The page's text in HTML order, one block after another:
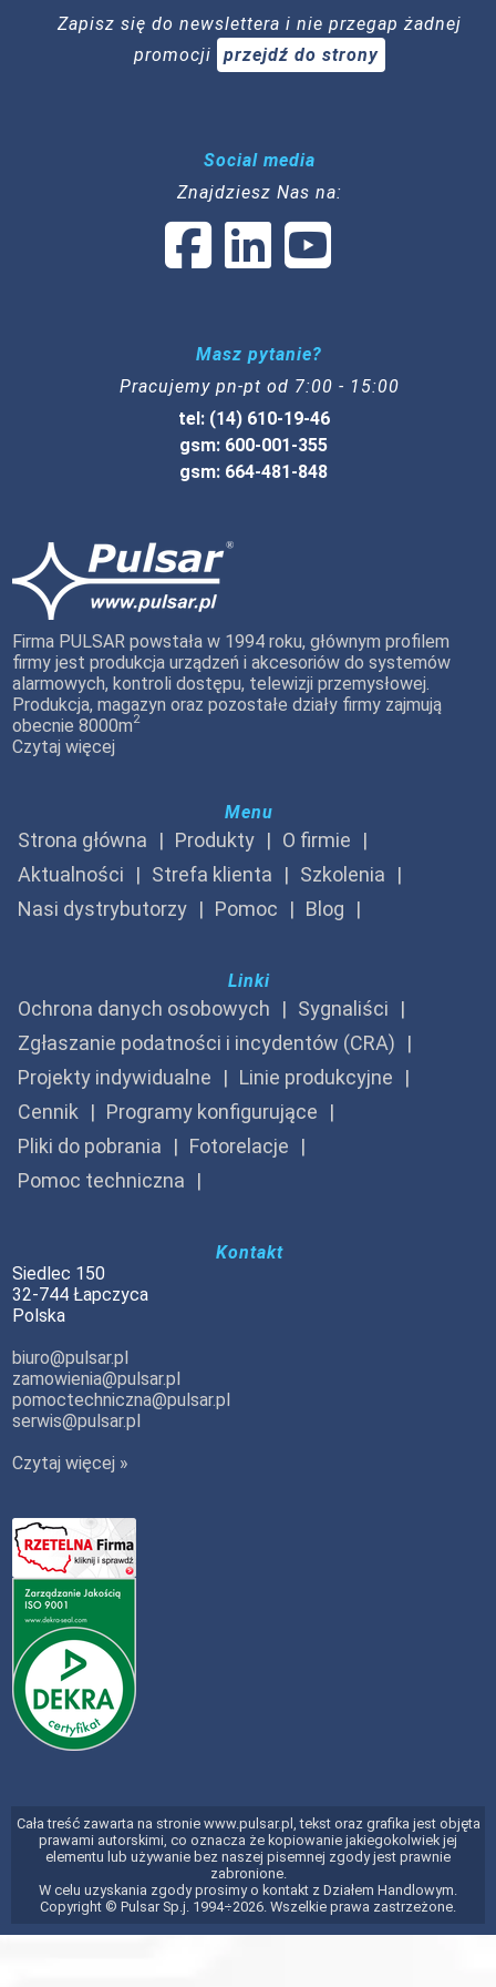
Zapisz się do newslettera i nie przegap żadnej
promocji
przejdź do strony
Social media
Znajdziesz Nas na:
Masz pytanie?
Pracujemy pn-pt od 7:00 - 15:00
tel: (14) 610-19-46
gsm: 600-001-355
gsm: 664-481-848
Firma PULSAR powstała w 1994 roku, głównym profilem
firmy jest produkcja urządzeń i akcesoriów do systemów
alarmowych, kontroli dostępu, telewizji przemysłowej.
Produkcja, magazyn oraz pozostałe działy firmy zajmują
obecnie 8000m2
Czytaj więcej
Menu
Strona główna Produkty
O firmie
Aktualności
Strefa klienta
Szkolenia
Nasi dystrybutorzy
Pomoc Blog
Linki
Ochrona danych osobowych
Sygnaliści
Zgłaszanie podatności i incydentów (CRA)
Projekty indywidualne
Linie produkcyjne
Cennik
Programy konfigurujące
Pliki do pobrania
Fotorelacje
Pomoc techniczna
Kontakt
Siedlec 150
32-744 Łapczyca
Polska
biuro@pulsar.pl
zamowienia@pulsar.pl
pomoctechniczna@pulsar.pl
serwis@pulsar.pl
Czytaj więcej »
Cała treść zawarta na stronie www.pulsar.pl, tekst oraz grafika jest objęta
prawami autorskimi, co oznacza że kopiowanie jakiegokolwiek jej
elementu lub używanie bez naszej pisemnej zgody jest prawnie
zabronione.
W celu uzyskania zgody prosimy o kontakt z Działem Handlowym.
Copyright © Pulsar Sp.j. 1994÷2026. Wszelkie prawa zastrzeżone.